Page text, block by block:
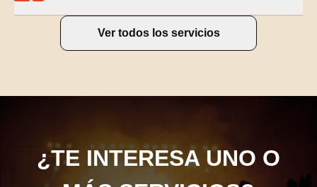
Ver todos los servicios
¿TE INTERESA UNO O